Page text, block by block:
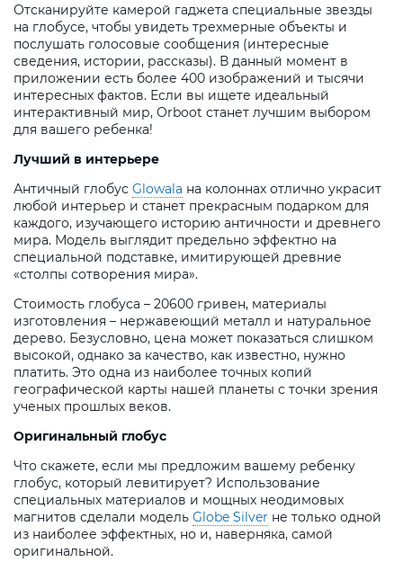
Отсканируйте камерой гаджета специальные звезды
на глобусе, чтобы увидеть трехмерные объекты и
послушать голосовые сообщения (интересные
сведения, истории, рассказы). В данный момент в
приложении есть более 400 изображений и тысячи
интересных фактов. Если вы ищете идеальный
интерактивный мир, Orboot станет лучшим выбором
для вашего ребенка!
Лучший в интерьере
Античный глобус Glowala на колоннах отлично украсит
любой интерьер и станет прекрасным подарком для
каждого, изучающего историю античности и древнего
мира. Модель выглядит предельно эффектно на
специальной подставке, имитирующей древние
«столпы сотворения мира».
Стоимость глобуса – 20600 гривен, материалы
изготовления – нержавеющий металл и натуральное
дерево. Безусловно, цена может показаться слишком
высокой, однако за качество, как известно, нужно
платить. Это одна из наиболее точных копий
географической карты нашей планеты с точки зрения
ученых прошлых веков.
Оригинальный глобус
Что скажете, если мы предложим вашему ребенку
глобус, который левитирует? Использование
специальных материалов и мощных неодимовых
магнитов сделали модель Globe Silver не только одной
из наиболее эффектных, но и, наверняка, самой
оригинальной.